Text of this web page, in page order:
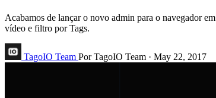
Acabamos de lançar o novo admin para o navegador
vídeo e filtro por Tags.
TagoIO Team Por TagoIO Team · May 22, 2017